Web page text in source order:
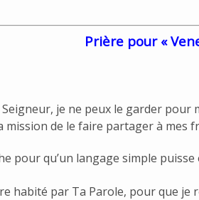
Prière pour «
Seigneur, je ne peux le garder pour
mission de le faire partager à mes
pour qu’un langage simple
habité par Ta Parole, pour que je